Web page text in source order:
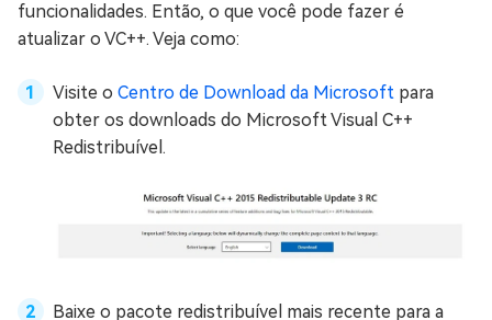
funcionalidades. Então, o que você pode fazer é
atualizar o VC++. Veja como:
Visite o Centro de Download da Microsoft para
obter os downloads do Microsoft Visual C++
Redistribuível.
Baixe o pacote redistribuível mais recente para a